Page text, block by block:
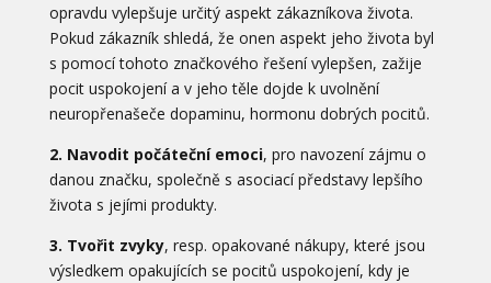
opravdu vylepšuje určitý aspekt zákazníkova života.
Pokud zákazník shledá, že onen aspekt jeho života byl
s pomocí tohoto značkového řešení vylepšen, zažije
pocit uspokojení a v jeho těle dojde k uvolnění
neuropřenašeče dopaminu, hormonu dobrých pocitů.
2. Navodit počáteční emoci, pro navození zájmu o
danou značku, společně s asociací představy lepšího
života s jejími produkty.
3. Tvořit zvyky, resp. opakované nákupy, které jsou
výsledkem opakujících se pocitů uspokojení, kdy je